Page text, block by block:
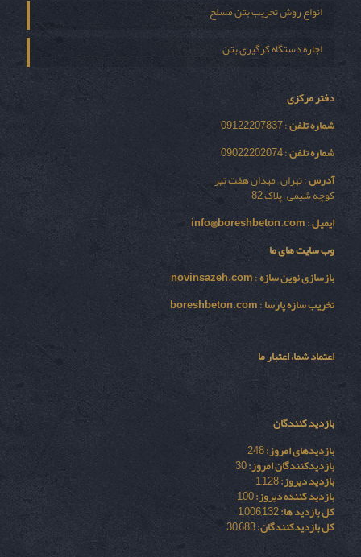
انواع روش تخریب بتن مسلح
اجاره دستگاه کرگیری بتن
دفتر مرکزی
شماره تلفن: 09122207837
شماره تلفن: 09022202074
آدرس: تهران – میدان هفت تیر
کوچه شیمی – پلاک 82
ایمیل:
info@boreshbeton.com
وب سایت های ما
بازسازی نوين سازه:
novinsazeh.com
تخریب سازه پارسا:
boreshbeton.com
اعتماد شما، اعتبار ما
بازدید کنندگان
بازدیدهای امروز:248
بازدیدکنندگان امروز:30
بازدید دیروز:1,128
بازدید کننده دیروز:100
کل بازدید ها:1,006,132
کل بازدیدکنند‌گان:30,683